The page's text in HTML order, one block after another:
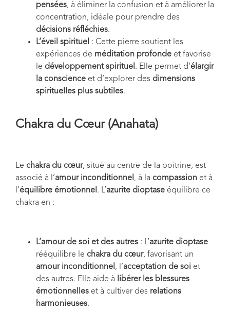
pensées, à éliminer la confusion et à améliorer la
concentration, idéale pour prendre des
décisions réfléchies.
L’éveil spirituel : Cette pierre soutient les
expériences de méditation profonde et favorise
le développement spirituel. Elle permet d’élargir
la conscience et d’explorer des dimensions
spirituelles plus subtiles.
Chakra du Cœur (Anahata)
Le chakra du cœur, situé au centre de la poitrine, est
associé à l’amour inconditionnel , à la compassion et à
l’équilibre émotionnel . L’azurite dioptase équilibre ce
chakra en :
L’amour de soi et des autres : L’azurite dioptase
rééquilibre le chakra du cœur, favorisant un
amour inconditionnel , l’acceptation de soi et
des autres. Elle aide à libérer les blessures
émotionnelles et à cultiver des relations
harmonieuses.